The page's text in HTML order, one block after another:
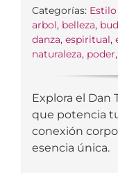
Categorías:
arbol, belleza,
danza, espiritual,
naturaleza, poder,
Explora el Dan
que potencia
conexión
esencia única.